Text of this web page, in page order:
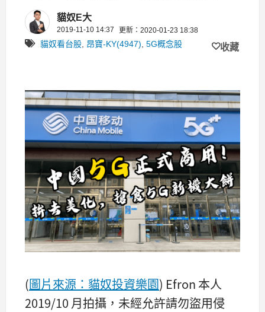
餅！
貓奴E大
2019-11-10 14:37 更新：2020-01-23 18:38
貓奴看台股 昂寶-KY(4947) 5G概念股 收藏
(圖片來源：貓奴投資樂園) Efron 本人
2019/10 月拍攝，未經允許請勿盜用侵